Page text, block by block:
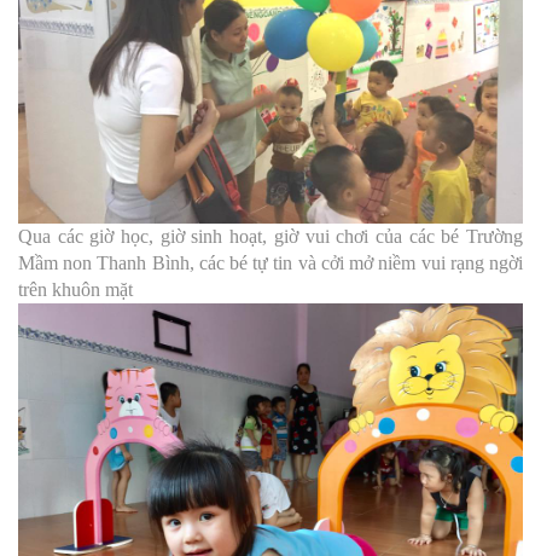
Qua các giờ học, giờ sinh hoạt, giờ vui chơi của các bé Trường
Mầm non Thanh Bình, các bé tự tin và cởi mở niềm vui rạng ngời
trên khuôn mặt